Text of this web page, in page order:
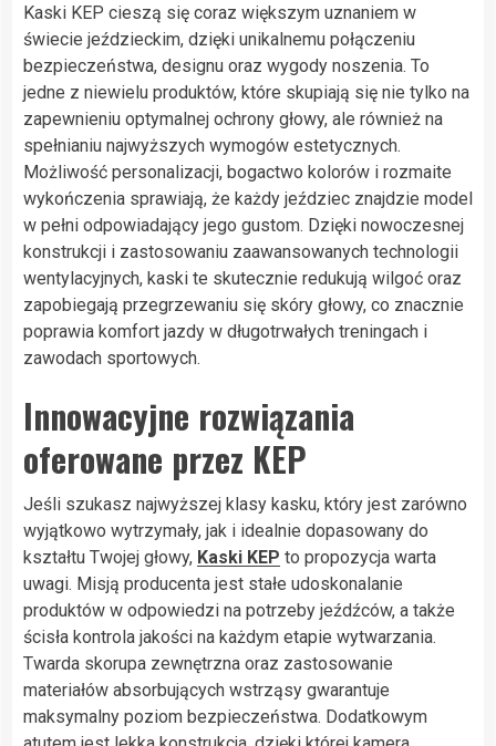
Kaski KEP cieszą się coraz większym uznaniem w
świecie jeździeckim, dzięki unikalnemu połączeniu
bezpieczeństwa, designu oraz wygody noszenia. To
jedne z niewielu produktów, które skupiają się nie tylko na
zapewnieniu optymalnej ochrony głowy, ale również na
spełnianiu najwyższych wymogów estetycznych.
Możliwość personalizacji, bogactwo kolorów i rozmaite
wykończenia sprawiają, że każdy jeździec znajdzie model
w pełni odpowiadający jego gustom. Dzięki nowoczesnej
konstrukcji i zastosowaniu zaawansowanych technologii
wentylacyjnych, kaski te skutecznie redukują wilgoć oraz
zapobiegają przegrzewaniu się skóry głowy, co znacznie
poprawia komfort jazdy w długotrwałych treningach i
zawodach sportowych.
Innowacyjne rozwiązania
oferowane przez KEP
Jeśli szukasz najwyższej klasy kasku, który jest zarówno
wyjątkowo wytrzymały, jak i idealnie dopasowany do
kształtu Twojej głowy, Kaski KEP to propozycja warta
uwagi. Misją producenta jest stałe udoskonalanie
produktów w odpowiedzi na potrzeby jeźdźców, a także
ścisła kontrola jakości na każdym etapie wytwarzania.
Twarda skorupa zewnętrzna oraz zastosowanie
materiałów absorbujących wstrząsy gwarantuje
maksymalny poziom bezpieczeństwa. Dodatkowym